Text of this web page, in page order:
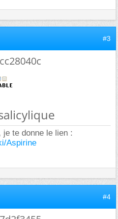
#3
te donne le lien :
Aspirine
#4